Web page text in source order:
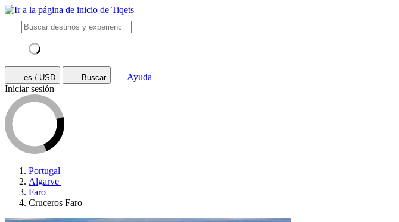
es / USD Buscar
Ayuda
Iniciar sesión
Portugal
Algarve
Faro
Cruceros Faro